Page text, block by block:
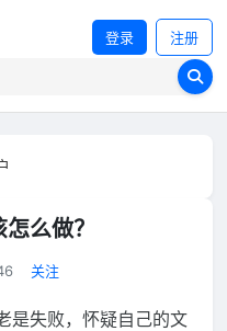
登录 注册
么做？
关注
是失败，怀疑自己的文